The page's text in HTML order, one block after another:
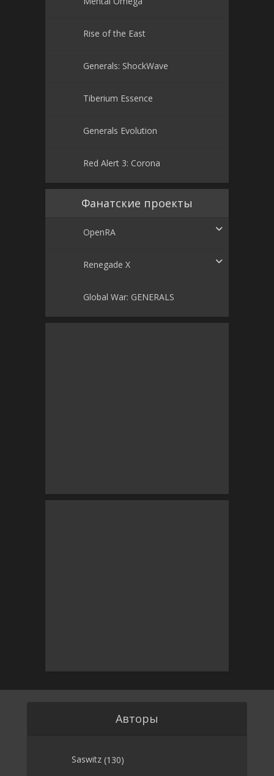
Rise of the East
Generals: ShockWave
Tiberium Essence
Generals Evolution
Red Alert 3: Corona
Фанатские проекты
OpenRA
Renegade X
Global War: GENERALS
Авторы
Saswitz (130)